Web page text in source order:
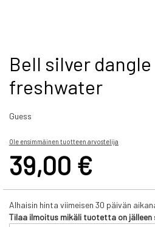
Skip
to
the
beginning
the
gallery
Bell silver
freshwater
Guess
Ole ensimmäinen tuotteen arvostelija
39,00 €
Alhaisin hinta viimeisen 30 päivän
Tilaa ilmoitus mikäli tuotetta on